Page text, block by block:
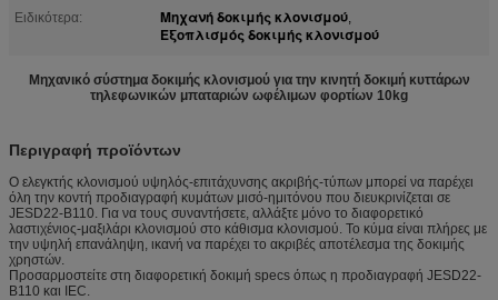
Ειδικότερα:
Μηχανή δοκιμής κλονισμού,
Εξοπλισμός δοκιμής κλονισμού
Μηχανικό σύστημα δοκιμής κλονισμού για την κινητή δοκιμή κυττάρων
τηλεφωνικών μπαταριών ωφέλιμων φορτίων 10kg
Περιγραφή προϊόντων
Ο ελεγκτής κλονισμού υψηλός-επιτάχυνσης ακριβής-τύπων μπορεί να παρέχει
όλη την κοντή προδιαγραφή κυμάτων μισό-ημιτόνου που διευκρινίζεται σε
JESD22-B110. Για να τους συναντήσετε, αλλάξτε μόνο το διαφορετικό
λαστιχένιος-μαξιλάρι κλονισμού στο κάθισμα κλονισμού. Το κύμα είναι πλήρες με
την υψηλή επανάληψη, ικανή να παρέχει το ακριβές αποτέλεσμα της δοκιμής
χρηστών.
Προσαρμοστείτε στη διαφορετική δοκιμή specs όπως η προδιαγραφή JESD22-
B110 και IEC.